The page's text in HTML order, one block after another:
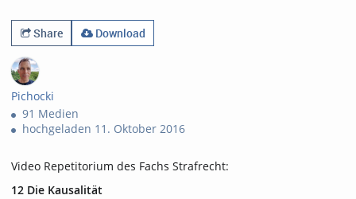
Share
Download
Pichocki
91 Medien
hochgeladen 11. Oktober 2016
Video Repetitorium des Fachs Strafrecht:
12 Die Kausalität